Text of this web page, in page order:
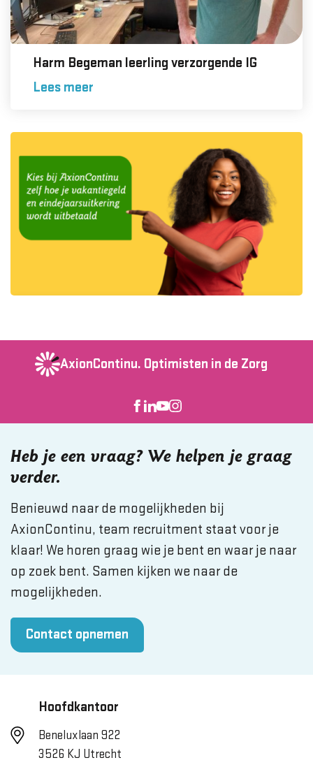
Harm Begeman leerling verzorgende IG
Lees meer
AxionContinu. Optimisten in de Zorg
Heb je een vraag? We helpen je graag
verder.
Benieuwd naar de mogelijkheden bij
AxionContinu, team recruitment staat voor je
klaar! We horen graag wie je bent en waar je naar
op zoek bent. Samen kijken we naar de
mogelijkheden.
Contact opnemen
Hoofdkantoor
Beneluxlaan 922
3526 KJ Utrecht